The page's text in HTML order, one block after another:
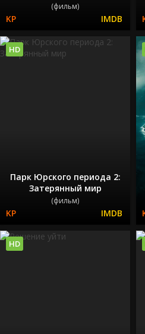
(фильм)
Парк Юрского периода 2:
Затерянный мир
(фильм)
HD
HD